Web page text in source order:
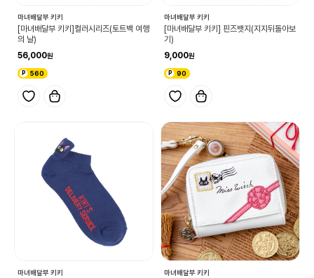
마녀배달부 키키
[마녀배달부 키키]컬러시리즈(토트백 여행
의 날)
56,000
560
마녀배달부 키키
[마녀배달부 키키] 핀즈뱃지(지지뒤돌아보
기)
9,000
90
마녀배달부 키키 마녀배달부 키키